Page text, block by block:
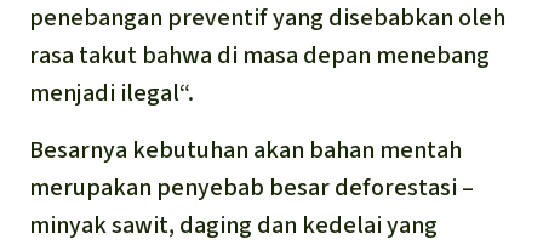
penebangan preventif yang disebabkan oleh
rasa takut bahwa di masa depan menebang
menjadi ilegal“.
Besarnya kebutuhan akan bahan mentah
merupakan penyebab besar deforestasi –
minyak sawit, daging dan kedelai yang